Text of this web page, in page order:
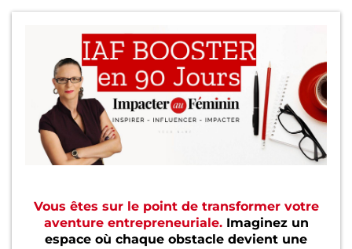
Vous êtes sur le point de transformer votre
aventure entrepreneuriale. Imaginez un
espace où chaque obstacle devient une